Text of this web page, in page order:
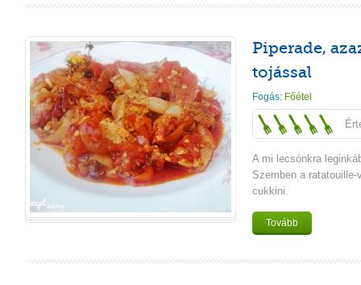
Piperade,
tojással
Fogás: Főétel
A mi lecsónkra
Szemben a
cukkini.
Tovább